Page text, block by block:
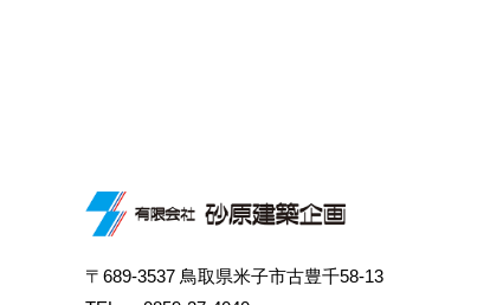
〒689-3537 鳥取県米子市古豊千58-13